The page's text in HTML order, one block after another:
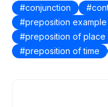
b
o
o
conjunction
preposition example
preposition of place
preposition of time